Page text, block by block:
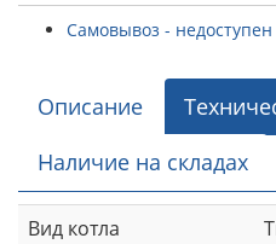
Самовывоз - недоступен
Описание
Наличие на складах
Вид котла